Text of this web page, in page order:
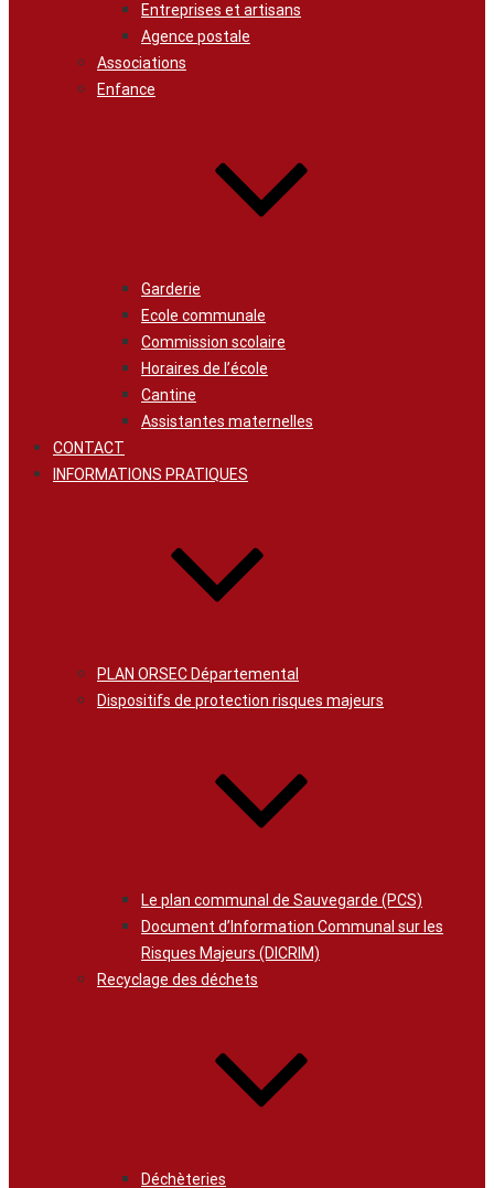
Entreprises et artisans
Agence postale
Associations
Enfance
Garderie
Ecole communale
Commission scolaire
Horaires de l’école
Cantine
Assistantes maternelles
CONTACT
INFORMATIONS PRATIQUES
PLAN ORSEC Départemental
Dispositifs de protection risques majeurs
Le plan communal de Sauvegarde (PCS)
Document d’Information Communal sur les
Risques Majeurs (DICRIM)
Recyclage des déchets
Déchèteries